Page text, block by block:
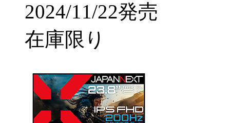
2024/11/22発売
在庫限り